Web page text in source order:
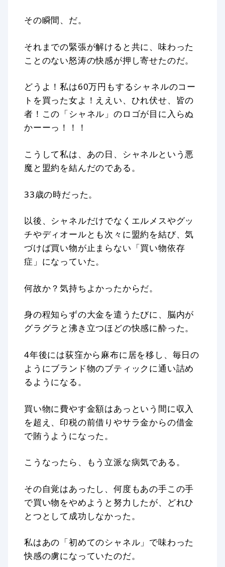
その瞬間、だ。
それまでの緊張が解けると共に、味わった
ことのない怒涛の快感が押し寄せたのだ。
どうよ！私は60万円もするシャネルのコー
トを買った女よ！ええい、ひれ伏せ、皆の
者！この「シャネル」のロゴが目に入らぬ
かーーっ！！！
こうして私は、あの日、シャネルという悪
魔と盟約を結んだのである。
33歳の時だった。
以後、シャネルだけでなくエルメスやグッ
チやディオールとも次々に盟約を結び、気
づけば買い物が止まらない「買い物依存
症」になっていた。
何故か？気持ちよかったからだ。
身の程知らずの大金を遣うたびに、脳内が
グラグラと沸き立つほどの快感に酔った。
4年後には荻窪から麻布に居を移し、毎日の
ようにブランド物のブティックに通い詰め
るようになる。
買い物に費やす金額はあっという間に収入
を超え、印税の前借りやサラ金からの借金
で賄うようになった。
こうなったら、もう立派な病気である。
その自覚はあったし、何度もあの手この手
で買い物をやめようと努力したが、どれひ
とつとして成功しなかった。
私はあの「初めてのシャネル」で味わった
快感の虜になっていたのだ。